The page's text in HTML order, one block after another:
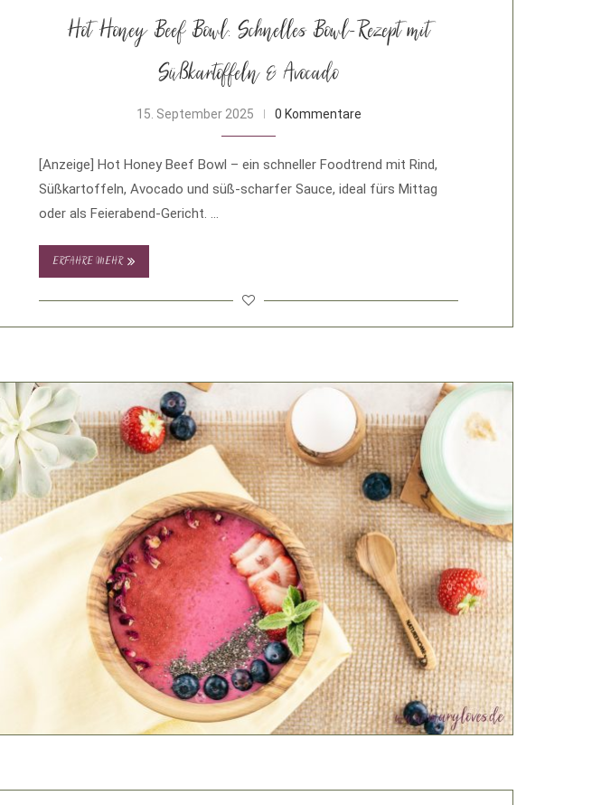
Hot Honey Beef Bowl: Schnelles Bowl-Rezept mit
Süßkartoffeln & Avocado
15. September 2025 0 Kommentare
[Anzeige] Hot Honey Beef Bowl – ein schneller Foodtrend mit Rind,
Süßkartoffeln, Avocado und süß-scharfer Sauce, ideal fürs Mittag
oder als Feierabend-Gericht. …
ERFAHRE MEHR